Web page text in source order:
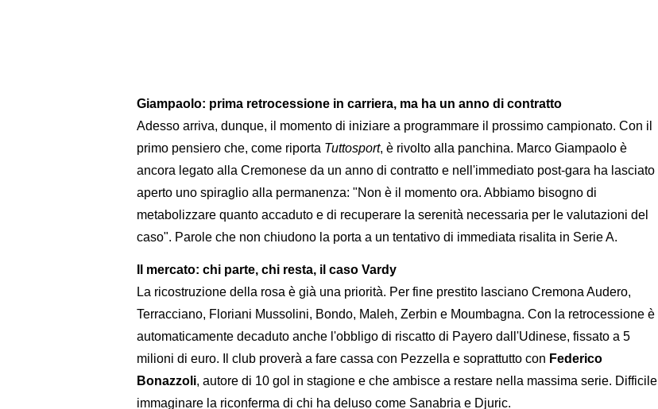
Giampaolo: prima retrocessione in carriera, ma ha un anno di contratto
Adesso arriva, dunque, il momento di iniziare a programmare il prossimo campionato. Con il
primo pensiero che, come riporta Tuttosport, è rivolto alla panchina. Marco Giampaolo è
ancora legato alla Cremonese da un anno di contratto e nell'immediato post-gara ha lasciato
aperto uno spiraglio alla permanenza: "Non è il momento ora. Abbiamo bisogno di
metabolizzare quanto accaduto e di recuperare la serenità necessaria per le valutazioni del
caso". Parole che non chiudono la porta a un tentativo di immediata risalita in Serie A.
Il mercato: chi parte, chi resta, il caso Vardy
La ricostruzione della rosa è già una priorità. Per fine prestito lasciano Cremona Audero,
Terracciano, Floriani Mussolini, Bondo, Maleh, Zerbin e Moumbagna. Con la retrocessione è
automaticamente decaduto anche l'obbligo di riscatto di Payero dall'Udinese, fissato a 5
milioni di euro. Il club proverà a fare cassa con Pezzella e soprattutto con Federico
Bonazzoli, autore di 10 gol in stagione e che ambisce a restare nella massima serie. Difficile
immaginare la riconferma di chi ha deluso come Sanabria e Djuric.